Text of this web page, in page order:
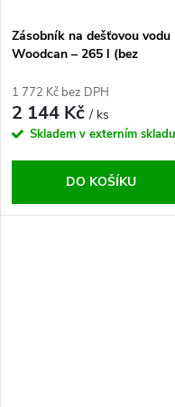
Zásobník na dešťovou vodu
Woodcan – 265 l (bez
1 772 Kč bez DPH
2 144 Kč/ ks
Skladem v externím skladu
DO KOŠÍKU